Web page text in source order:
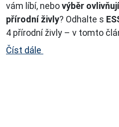
vám líbí, nebovýběr
přírodní živly? Odhalte s
4 přírodní živly – v tomto
znamení.
Číst dále